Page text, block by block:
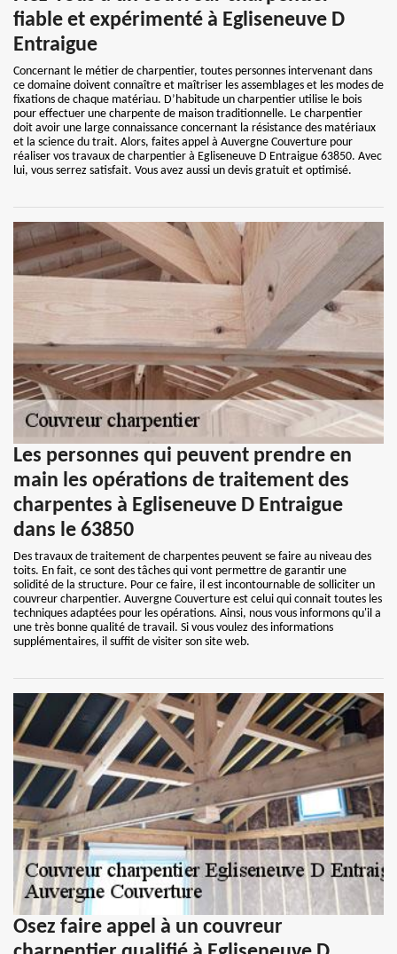
fiable et expérimenté à Egliseneuve D
Entraigue
Concernant le métier de charpentier, toutes personnes intervenant dans
ce domaine doivent connaître et maîtriser les assemblages et les modes de
fixations de chaque matériau. D’habitude un charpentier utilise le bois
pour effectuer une charpente de maison traditionnelle. Le charpentier
doit avoir une large connaissance concernant la résistance des matériaux
et la science du trait. Alors, faites appel à Auvergne Couverture pour
réaliser vos travaux de charpentier à Egliseneuve D Entraigue 63850. Avec
lui, vous serrez satisfait. Vous avez aussi un devis gratuit et optimisé.
Les personnes qui peuvent prendre en
main les opérations de traitement des
charpentes à Egliseneuve D Entraigue
dans le 63850
Des travaux de traitement de charpentes peuvent se faire au niveau des
toits. En fait, ce sont des tâches qui vont permettre de garantir une
solidité de la structure. Pour ce faire, il est incontournable de solliciter un
couvreur charpentier. Auvergne Couverture est celui qui connait toutes les
techniques adaptées pour les opérations. Ainsi, nous vous informons qu'il a
une très bonne qualité de travail. Si vous voulez des informations
supplémentaires, il suffit de visiter son site web.
Osez faire appel à un couvreur